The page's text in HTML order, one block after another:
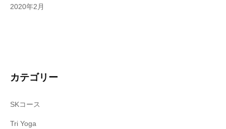
2020年2月
カテゴリー
SKコース
Tri Yoga